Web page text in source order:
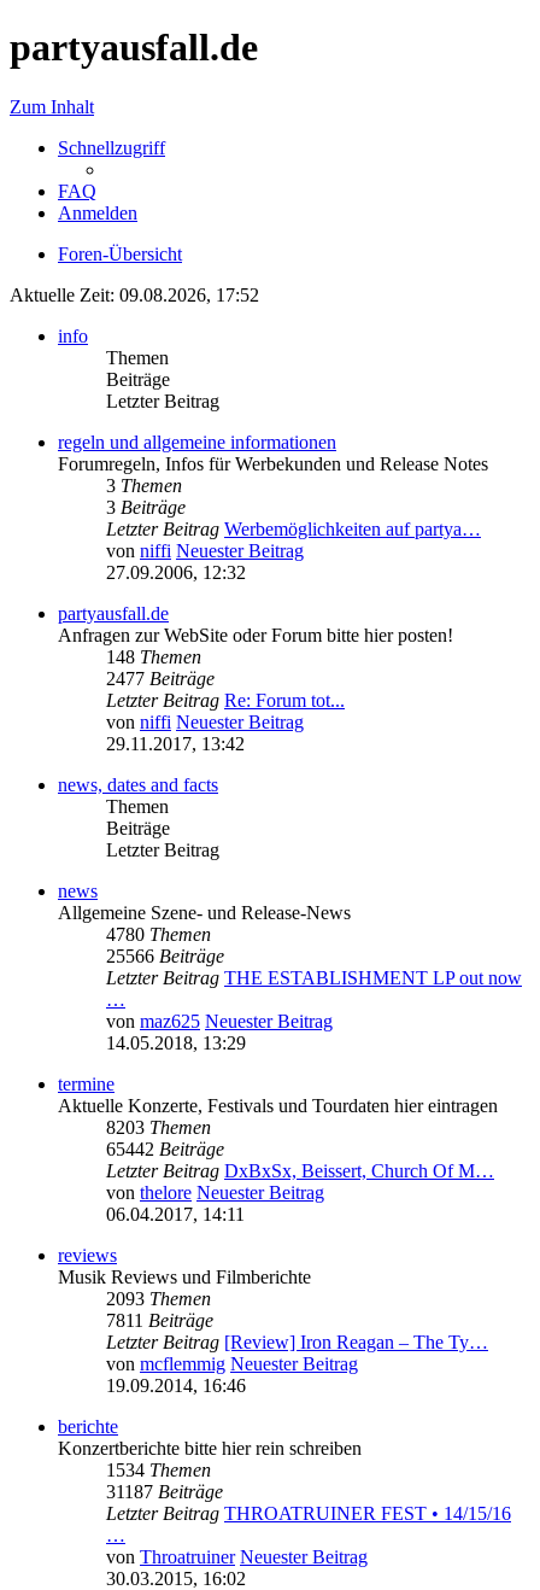
partyausfall.de
Zum Inhalt
Schnellzugriff
FAQ
Anmelden
Foren-Übersicht
Aktuelle Zeit: 09.08.2026, 17:52
info
Themen
Beiträge
Letzter Beitrag
regeln und allgemeine informationen
Forumregeln, Infos für Werbekunden und Release Notes
3 Themen
3 Beiträge
Letzter Beitrag Werbemöglichkeiten auf partya…
von niffi Neuester Beitrag
27.09.2006, 12:32
partyausfall.de
Anfragen zur WebSite oder Forum bitte hier posten!
148 Themen
2477 Beiträge
Letzter Beitrag Re: Forum tot...
von niffi Neuester Beitrag
29.11.2017, 13:42
news, dates and facts
Themen
Beiträge
Letzter Beitrag
news
Allgemeine Szene- und Release-News
4780 Themen
25566 Beiträge
Letzter Beitrag THE ESTABLISHMENT LP out now
…
von maz625 Neuester Beitrag
14.05.2018, 13:29
termine
Aktuelle Konzerte, Festivals und Tourdaten hier eintragen
8203 Themen
65442 Beiträge
Letzter Beitrag DxBxSx, Beissert, Church Of M…
von thelore Neuester Beitrag
06.04.2017, 14:11
reviews
Musik Reviews und Filmberichte
2093 Themen
7811 Beiträge
Letzter Beitrag [Review] Iron Reagan – The Ty…
von mcflemmig Neuester Beitrag
19.09.2014, 16:46
berichte
Konzertberichte bitte hier rein schreiben
1534 Themen
31187 Beiträge
Letzter Beitrag THROATRUINER FEST • 14/15/16
…
von Throatruiner Neuester Beitrag
30.03.2015, 16:02